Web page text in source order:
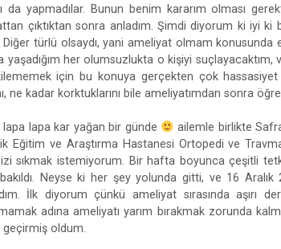
da yapmadılar. Bunun benim kararım olması
çıktıktan sonra anladım. Şimdi diyorum ki iyi ki
Diğer türlü olsaydı, yani ameliyat olmam
her olumsuzlukta o kişiyi suçlayacaktım,
için bu konuya gerçekten çok
ne kadar korktuklarını bile ameliyatımdan sonra
lapa lapa kar yağan bir günde
ailemle birlikte
Eğitim ve Araştırma Hastanesi Ortopedi ve
sıkmak istemiyorum. Bir hafta boyunca çeşitli
bakıldı. Neyse ki her şey yolunda gitti, ve 16
İlk diyorum çünkü ameliyat sırasında aşırı
adına ameliyatı yarım bırakmak zorunda
geçirmiş oldum.